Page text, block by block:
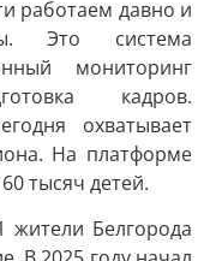
работаем давно и
Это система
мониторинг
кадров.
охватывает
На платформе
тысяч детей.
Белгорода